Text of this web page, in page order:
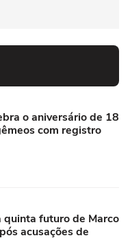
o aniversário de 18
com registro
quinta futuro de Marco
acusações de